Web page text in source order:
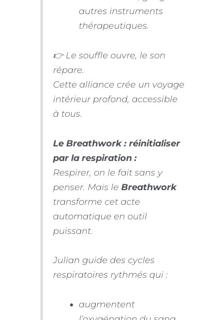
autres instruments
thérapeutiques.
👉 Le souffle ouvre, le son
répare.
Cette alliance crée un voyage
intérieur profond, accessible
à tous.
Le Breathwork : réinitialiser
par la respiration :
Respirer, on le fait sans y
penser. Mais le Breathwork
transforme cet acte
automatique en outil
puissant.
Julian guide des cycles
respiratoires rythmés qui :
augmentent